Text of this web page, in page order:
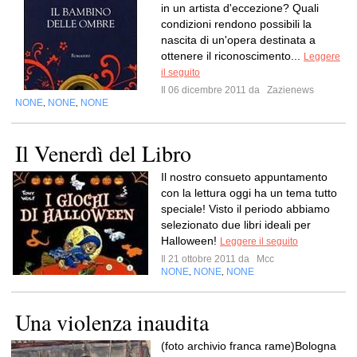
in un artista d'eccezione? Quali
condizioni rendono possibili la
nascita di un'opera destinata a
ottenere il riconoscimento...
Leggere
il seguito
Il 06 dicembre 2011 da
Zazienews
NONE NONE NONE
Il Venerdì del Libro
Il nostro consueto appuntamento
con la lettura oggi ha un tema tutto
speciale! Visto il periodo abbiamo
selezionato due libri ideali per
Halloween! Leggere il seguito
Il 21 ottobre 2011 da
Mcc
NONE NONE NONE
Una violenza inaudita
(foto archivio franca rame)Bologna